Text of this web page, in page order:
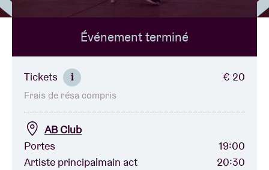
Location de salles
BRDCST
ABtv
Chèque-concert
Événement terminé
Tickets i € 20
Frais de résa compris
AB Club
Portes
19:00
Artiste principalmain act
20:30